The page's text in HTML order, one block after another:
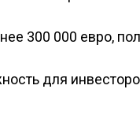
300 000 евро,
для